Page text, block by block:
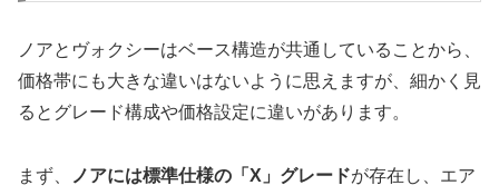
ノアとヴォクシーはベース構造が共通していることから、
価格帯にも大きな違いはないように思えますが、細かく見
るとグレード構成や価格設定に違いがあります。
まず、 ノアには標準仕様の「X」グレードが存在し、エア